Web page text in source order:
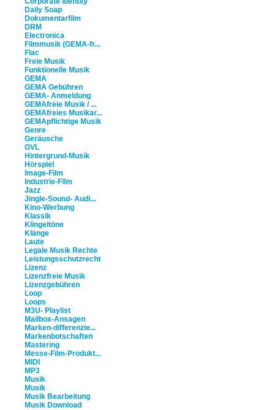
Daily Soap
Dokumentarfilm
DRM
Electronica
Filmmusik (GEMA-fr...
Flac
Freie Musik
Funktionelle Musik
GEMA
GEMA Gebühren
GEMA- Anmeldung
GEMAfreie Musik / ...
GEMAfreies Musikar...
GEMApflichtige Musik
Genre
Geräusche
GVL
Hintergrund-Musik
Hörspiel
Image-Film
Industrie-Film
Jazz
Jingle-Sound- Audi...
Kino-Werbung
Klassik
Klingeltöne
Klänge
Laute
Legale Musik Rechte
Leistungsschutzrecht
Lizenz
Lizenzfreie Musik
Lizenzgebühren
Loop
Loops
M3U- Playlist
Mailbox-Ansagen
Marken-differenzie...
Markenbotschaften
Mastering
Messe-Film-Produkt...
MIDI
MP3
Musik
Musik
Musik Bearbeitung
Musik Download